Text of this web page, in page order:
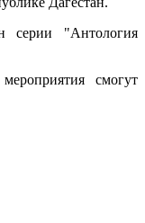
"Антология
смогут